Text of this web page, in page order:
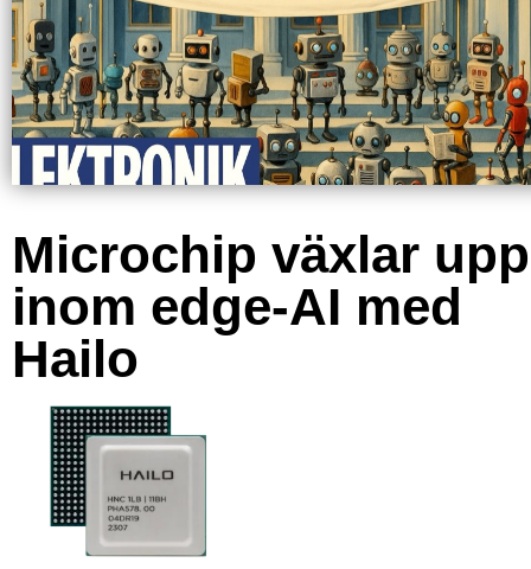
Microchip växlar upp
inom edge-AI med
Hailo